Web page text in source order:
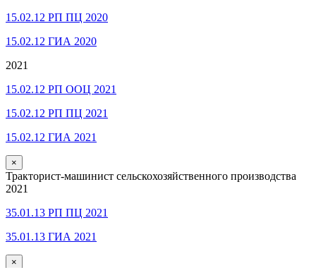
15.02.12 РП ПЦ 2020
15.02.12 ГИА 2020
2021
15.02.12 РП ООЦ 2021
15.02.12 РП ПЦ 2021
15.02.12 ГИА 2021
×
Тракторист-машинист сельскохозяйственного производства
2021
35.01.13 РП ПЦ 2021
35.01.13 ГИА 2021
×